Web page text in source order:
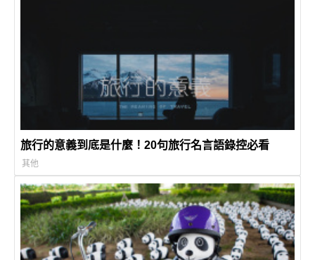
旅行的意義到底是什麼！20句旅行名言語錄控必看
其他